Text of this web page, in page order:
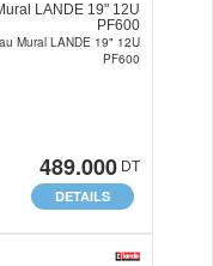
LANDE 19" 12U
PF600
Mural LANDE 19" 12U
PF600
489.000 DT
DETAILS